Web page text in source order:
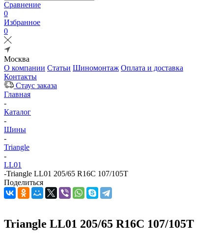
Сравнение
0
Избранное
0
Москва
О компании Статьи Шиномонтаж Оплата и доставка
Контакты
Стаус заказа
Главная
-
Каталог
-
Шины
-
Triangle
-
LL01
-Triangle LL01 205/65 R16C 107/105T
Поделиться
Triangle LL01 205/65 R16C 107/105T